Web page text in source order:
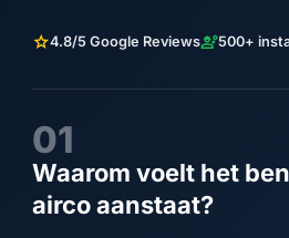
star4.8/5 Google Reviewsengineering500+
01
Waarom voelt het
airco aanstaat?